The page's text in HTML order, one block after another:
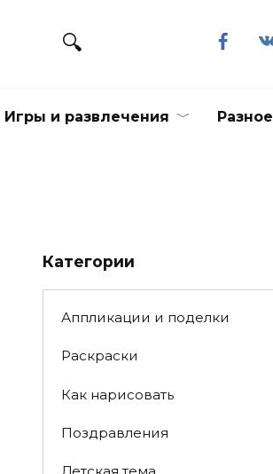
Игры и развлечения Разное
Категории
Аппликации и поделки
Раскраски
Как нарисовать
Поздравления